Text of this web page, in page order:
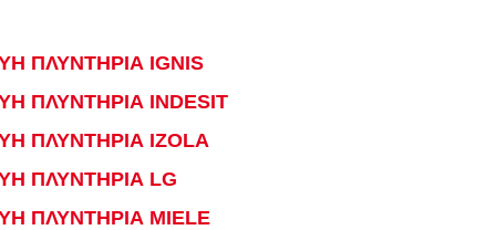
ΠΛΥΝΤΗΡΙΑ IGNIS
ΠΛΥΝΤΗΡΙΑ INDESIT
ΠΛΥΝΤΗΡΙΑ IZOLA
ΠΛΥΝΤΗΡΙΑ LG
ΠΛΥΝΤΗΡΙΑ MIELE